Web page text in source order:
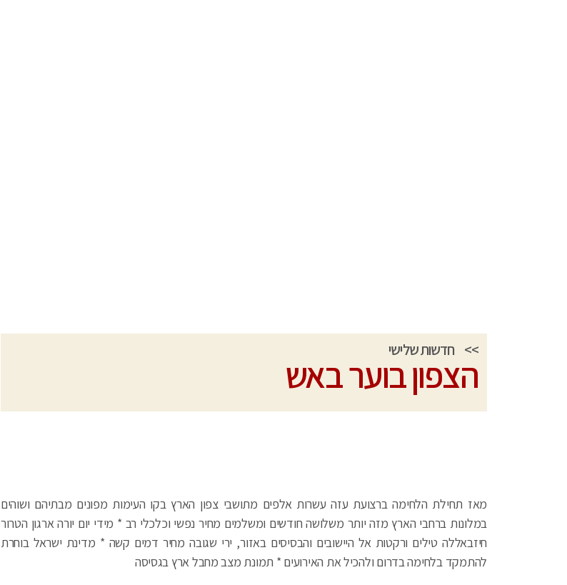
>> חדשות שלישי
הצפון בוער באש
מאז תחילת הלחימה ברצועת עזה עשרות אלפים מתושבי צפון הארץ בקו העימות מפונים מבתיהם ושוהים
במלונות ברחבי הארץ מזה יותר משלושה חודשים ומשלמים מחיר נפשי וכלכלי רב * מידי יום יורה ארגון הטרור
חיזבאללה טילים ורקטות אל היישובים והבסיסים באזור, ירי שגובה מחיר דמים קשה * מדינת ישראל בוחרת
להתמקד בלחימה בדרום ולהכיל את האירועים * תמונת מצב מחבל ארץ בגסיסה